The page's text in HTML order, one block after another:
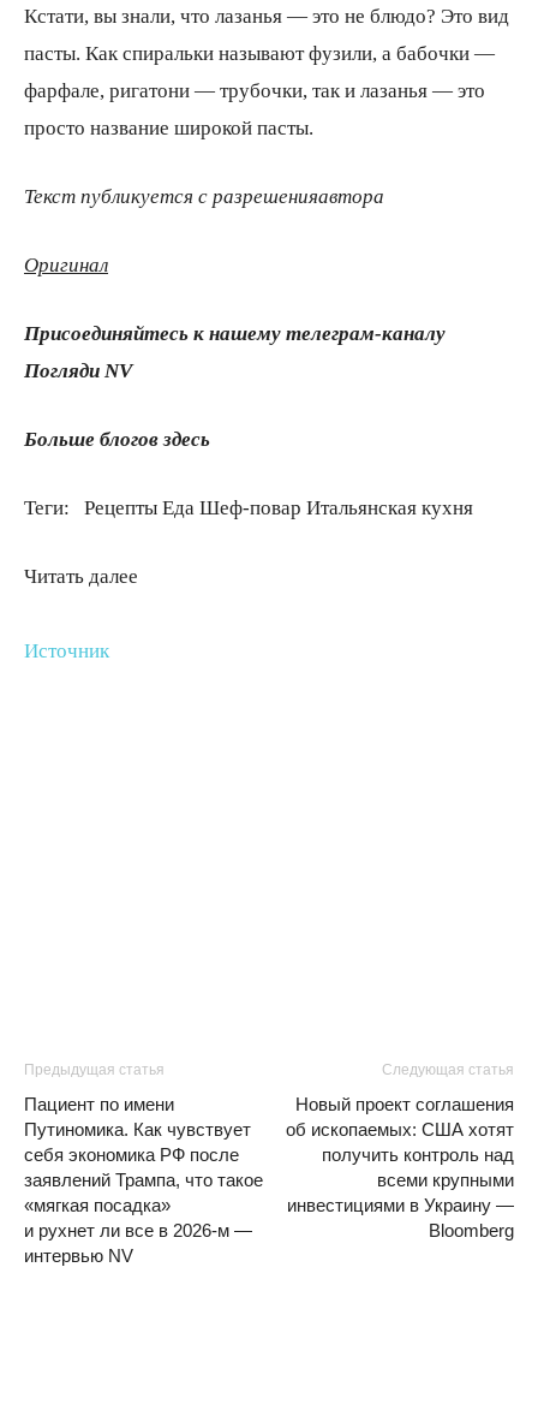
Кстати, вы знали, что лазанья — это не блюдо? Это вид
пасты. Как спиральки называют фузили, а бабочки —
фарфале, ригатони — трубочки, так и лазанья — это
просто название широкой пасты.
Текст публикуется с разрешенияавтора
Оригинал
Присоединяйтесь к нашему телеграм-каналу
Погляди NV
Больше блоговздесь
Теги: Рецепты Еда Шеф-повар Итальянская кухня
Читать далее
Источник
Предыдущая статья
Пациент по имени
Путиномика. Как чувствует
себя экономика РФ после
заявлений Трампа, что такое
«мягкая посадка»
и рухнет ли все в 2026-м —
интервью NV
Следующая статья
Новый проект соглашения
об ископаемых: США хотят
получить контроль над
всеми крупными
инвестициями в Украину —
Bloomberg